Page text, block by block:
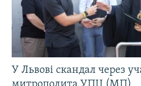
У Львові скандал через